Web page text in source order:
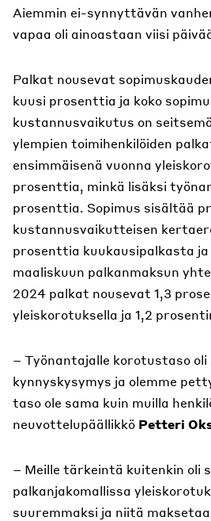
Aiemmin ei-synnyttävän
vapaa oli ainoastaan viisi
Palkat nousevat
kuusi prosenttia ja koko
kustannusvaikutus on
ylempien toimihenkilöiden
ensimmäisenä vuonna
prosenttia, minkä lisäksi
prosenttia. Sopimus sisältää
kustannusvaikutteisen
prosenttia kuukausipalkasta ja
maaliskuun palkanmaksun
2024 palkat nousevat 1,3
yleiskorotuksella ja 1,2
– Työnantajalle korotustaso oli
kynnyskysymys ja olemme
taso ole sama kuin muilla
neuvottelupäällikkö Petteri
– Meille tärkeintä kuitenkin oli
palkanjakomallissa
suuremmaksi ja niitä